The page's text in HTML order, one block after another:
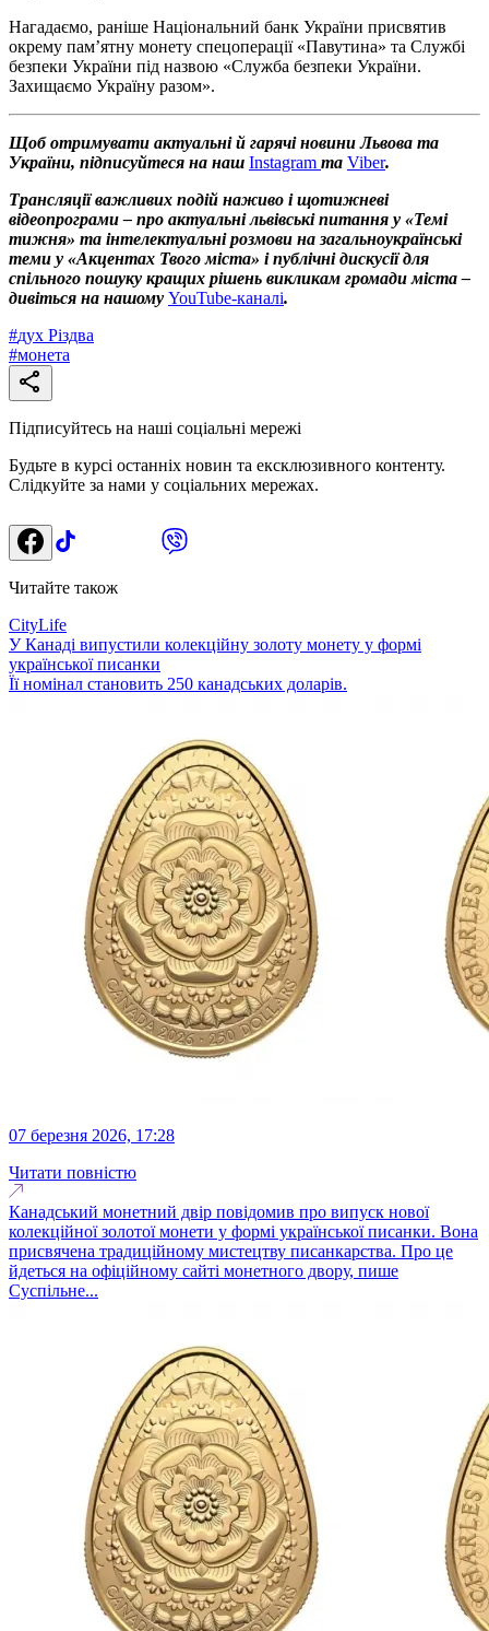
Нагадаємо, раніше Національний банк України присвятив
окрему пам’ятну монету спецоперації «Павутина» та Службі
безпеки України під назвою «Служба безпеки України.
Захищаємо Україну разом».
Щоб отримувати актуальні й гарячі новини Львова та
України, підписуйтеся на наш Instagram та Viber.
Трансляції важливих подій наживо і щотижневі
відеопрограми – про актуальні львівські питання у «Темі
тижня» та інтелектуальні розмови на загальноукраїнські
теми у «Акцентах Твого міста» і публічні дискусії для
спільного пошуку кращих рішень викликам громади міста –
дивіться на нашому YouTube-каналі.
#дух Різдва
#монета
Підписуйтесь на наші соціальні мережі
Будьте в курсі останніх новин та ексклюзивного контенту.
Слідкуйте за нами у соціальних мережах.
Читайте також
CityLife
У Канаді випустили колекційну золоту монету у формі
української писанки
Її номінал становить 250 канадських доларів.
07 березня 2026, 17:28
Читати повністю
Канадський монетний двір повідомив про випуск нової
колекційної золотої монети у формі української писанки. Вона
присвячена традиційному мистецтву писанкарства. Про це
йдеться на офіційному сайті монетного двору, пише
Суспільне...